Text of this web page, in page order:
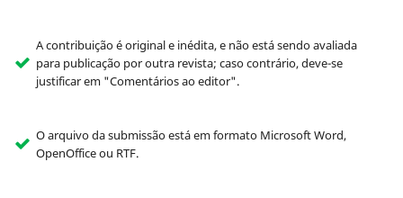
A contribuição é original e inédita, e não está sendo avaliada
para publicação por outra revista; caso contrário, deve-se
justificar em "Comentários ao editor".
O arquivo da submissão está em formato Microsoft Word,
OpenOffice ou RTF.